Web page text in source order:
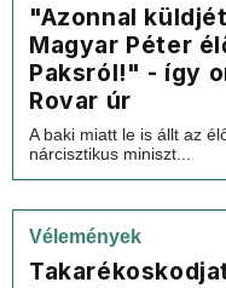
"Azonnal
Magyar Péter
Paksról!" - így
Rovar úr
A baki miatt le is állt az
nárcisztikus miniszt...
Vélemények